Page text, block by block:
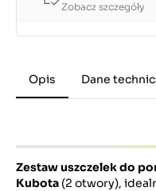
Zobacz szczegóły
Opis Dane
Zestaw uszczelek do
Kubota (2 otwory),